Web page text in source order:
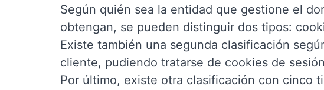
Según quién sea la entidad que gestione el
obtengan, se pueden distinguir dos tipos:
Existe también una segunda clasificación
cliente, pudiendo tratarse de cookies de
Por último, existe otra clasificación con cinco